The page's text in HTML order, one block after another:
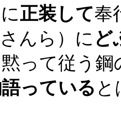
正装して奉
んら）に ど
って従う
っている